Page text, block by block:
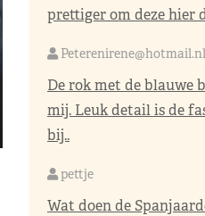
prettiger om deze hier
Peterenirene@hotmail.nl
De rok met de blauwe
mij. Leuk detail is de
bij..
pettje
Wat doen de